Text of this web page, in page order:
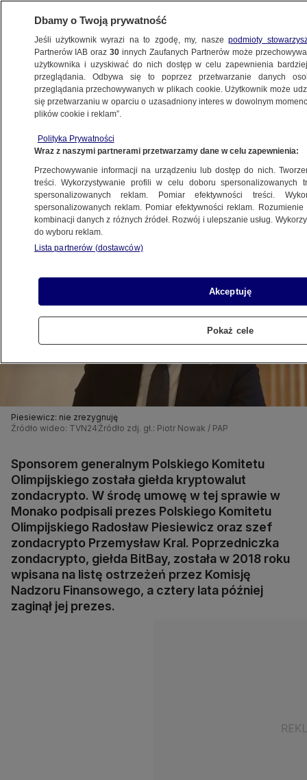
BIZNES
Z KRAJU
Komitetu Olimpijskiego. Są kontrowersje
22.10.2025, 19:34
Udostępnij
Piesiewicz: nie zrezygnuję
Źródło wideo: TVN24 Źródło zdj. gł.: Piotr Nowak / PAP
Sponsorem generalnym Polskiego Komitetu
Olimpijskiego została giełda kryptowalut
zondacrypto. W środę umowę w tej sprawie w
Monako podpisali prezes Polskiego Komitetu
Olimpijskiego Radosław Piesiewicz oraz szef
zondacrypto Przemysław Kral. Poprzedniczka
zondacrypto, giełda BitBay, została w 2018 roku
wpisana na listę ostrzeżeń przez Komisję
Nadzoru Finansowego, a cztery lata później
zaginął jej prezes.
Dbamy o Twoją prywatność
Jeśli użytkownik wyrazi na to zgodę, my, naszepodmioty
Partnerów IAB oraz30 innych Zaufanych Partnerów może
użytkownika i uzyskiwać do nich dostęp w celu zapewnienia
przeglądania. Odbywa się to poprzez przetwarzanie danych
przeglądania przechowywanych w plikach cookie. Użytkownik może
się przetwarzaniu w oparciu o uzasadniony interes w dowolnym
plików cookie i reklam”.
Polityka Prywatności
Wraz z naszymi partnerami przetwarzamy dane w celu zapewnienia:
Przechowywanie informacji na urządzeniu lub dostęp do nich.
treści. Wykorzystywanie profili w celu doboru spersonalizowanych
spersonalizowanych reklam. Pomiar efektywności treści.
spersonalizowanych reklam. Pomiar efektywności reklam.
kombinacji danych z różnych źródeł. Rozwój i ulepszanie usług.
do wyboru reklam.
Lista partnerów (dostawców)
Akceptuję
Pokaż cele